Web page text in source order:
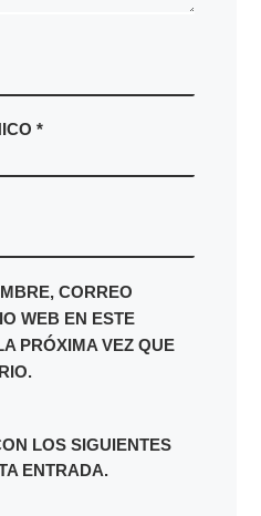
*
CORREO
WEB EN ESTE
PRÓXIMA VEZ QUE
LOS SIGUIENTES
ENTRADA.